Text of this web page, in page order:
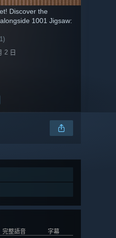
Discover the
1001 Jigsaw:
2 日
完整語音
字幕